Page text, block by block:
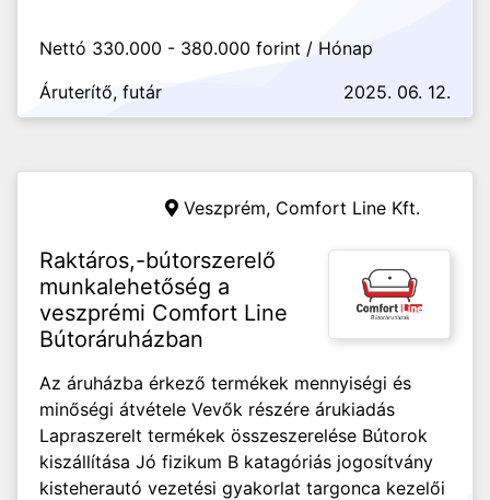
Nettó 330.000 - 380.000 forint / Hónap
Áruterítő, futár
2025. 06. 12.
Veszprém, Comfort Line Kft.
Raktáros,-bútorszerelő
munkalehetőség a
veszprémi Comfort Line
Bútoráruházban
Az áruházba érkező termékek mennyiségi és
minőségi átvétele Vevők részére árukiadás
Lapraszerelt termékek összeszerelése Bútorok
kiszállítása Jó fizikum B katagóriás jogosítvány
kisteherautó vezetési gyakorlat targonca kezelői